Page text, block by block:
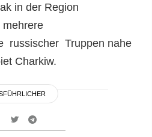
in der Region
mehrere
russischer Truppen nahe
Charkiw.